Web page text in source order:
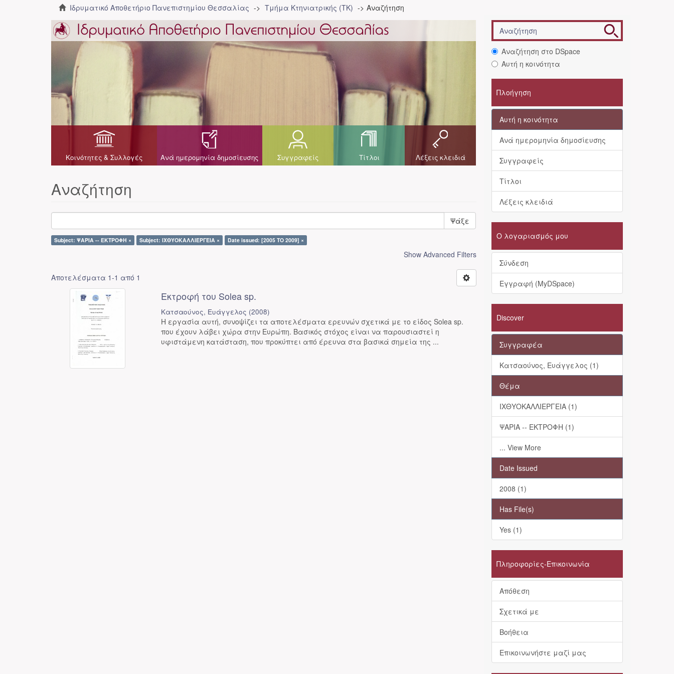
Ιδρυματικό Αποθετήριο Πανεπιστημίου Θεσσαλίας Τμήμα Κτηνιατρικής (ΤΚ) Αναζήτηση
Κοινότητες & Συλλογές Ανά ημερομηνία δημοσίευσης Συγγραφείς Τίτλοι Λέξεις κλειδιά
Αναζήτηση
Ψάξε
Subject: ΨΑΡΙΑ -- ΕΚΤΡΟΦΗ × Subject: ΙΧΘΥΟΚΑΛΛΙΕΡΓΕΙΑ × Date issued: [2005 TO 2009] ×
Show Advanced Filters
Αποτελέσματα 1-1 από 1
Εκτροφή του Solea sp.
Κατσαούνος, Ευάγγελος (2008)
Η εργασία αυτή, συνοψίζει τα αποτελέσματα ερευνών σχετικά με το είδος Solea sp.
που έχουν λάβει χώρα στην Ευρώπη. Βασικός στόχος είναι να παρουσιαστεί η
υφιστάμενη κατάσταση, που προκύπτει από έρευνα στα βασικά σημεία της ...
Αναζήτηση στο DSpace
Αυτή η κοινότητα
Πλοήγηση
Αυτή η κοινότητα
Ανά ημερομηνία δημοσίευσης
Συγγραφείς
Τίτλοι
Λέξεις κλειδιά
Ο λογαριασμός μου
Σύνδεση
Εγγραφή (MyDSpace)
Discover
Συγγραφέα
Κατσαούνος, Ευάγγελος (1)
Θέμα
ΙΧΘΥΟΚΑΛΛΙΕΡΓΕΙΑ (1)
ΨΑΡΙΑ -- ΕΚΤΡΟΦΗ (1)
... View More
Date Issued
2008 (1)
Has File(s)
Yes (1)
Πληροφορίες-Επικοινωνία
Απόθεση
Σχετικά με
Βοήθεια
Επικοινωνήστε μαζί μας